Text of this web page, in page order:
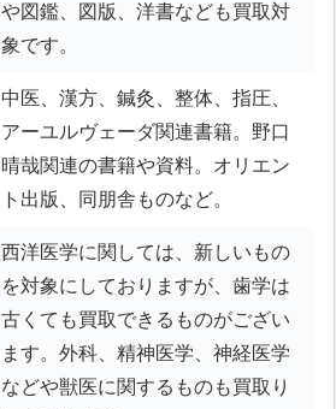
や図鑑、図版、洋書なども買取対
象です。
中医、漢方、鍼灸、整体、指圧、
アーユルヴェーダ関連書籍。野口
晴哉関連の書籍や資料。オリエン
ト出版、同朋舎ものなど。
西洋医学に関しては、新しいもの
を対象にしておりますが、歯学は
古くても買取できるものがござい
ます。外科、精神医学、神経医学
などや獣医に関するものも買取り